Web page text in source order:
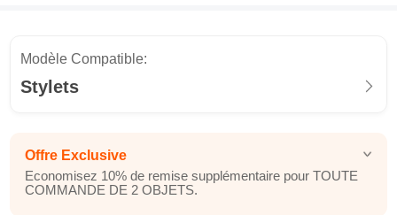
Modèle Compatible:
Stylets
Offre Exclusive
Economisez 10% de remise supplémentaire pour TOUTE
COMMANDE DE 2 OBJETS.